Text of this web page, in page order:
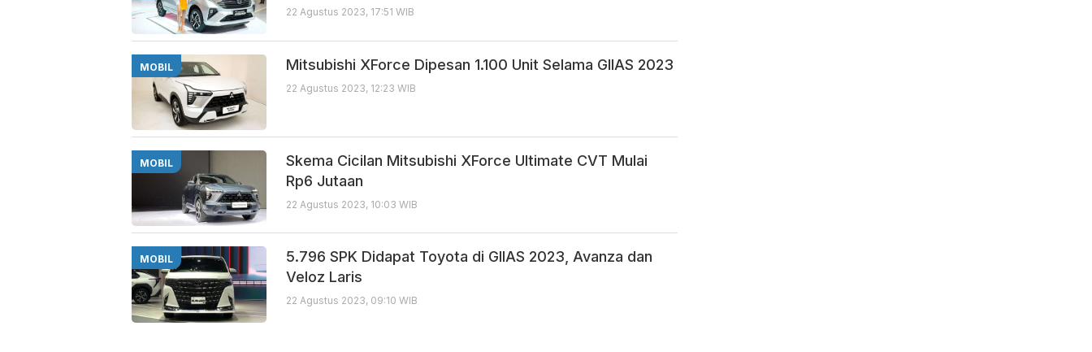
22 Agustus 2023, 17:51 WIB
MOBIL Mitsubishi XForce Dipesan 1.100 Unit Selama GIIAS 2023
22 Agustus 2023, 12:23 WIB
MOBIL
Skema Cicilan Mitsubishi XForce Ultimate CVT Mulai
Rp6 Jutaan
22 Agustus 2023, 10:03 WIB
MOBIL
5.796 SPK Didapat Toyota di GIIAS 2023, Avanza dan
Veloz Laris
22 Agustus 2023, 09:10 WIB